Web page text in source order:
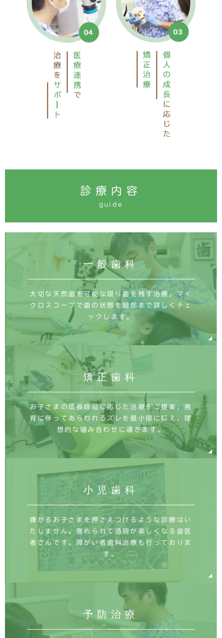
診療内容
guide
一般歯科
大切な天然歯を可能な限り歯を残す治療。マイ
クロスコープで歯の状態を細部まで詳しくチェ
ックします。
矯正歯科
お子さまの成長段階に応じた治療をご提案。発
育に伴ってあらわれるズレを最小限に抑え、理
想的な噛み合わせに導きます。
小児歯科
嫌がるお子さまを押さえつけるような診療はい
たしません。褒められて通院が楽しくなる歯医
者さんです。障がい者歯科治療も行っておりま
す。
予防治療